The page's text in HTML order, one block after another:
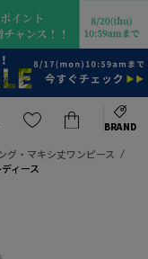
BRAND
グ・マキシ丈ワンピース
ィース